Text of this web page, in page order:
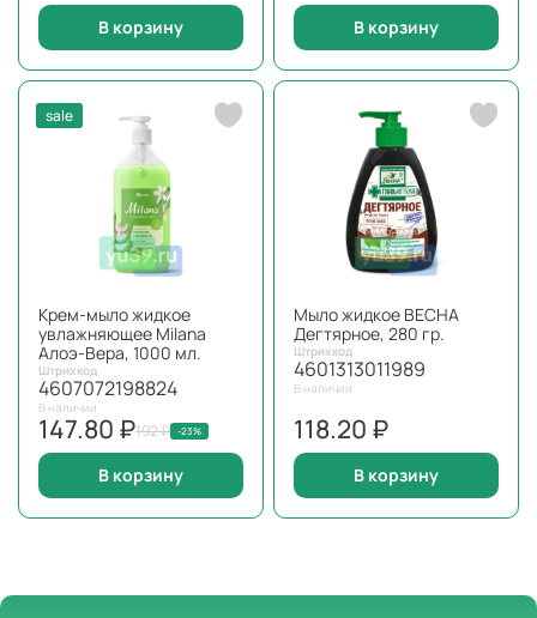
В корзину В корзину
sale
Крем-мыло жидкое
увлажняющее Milana
Алоэ-Вера, 1000 мл.
Штрихкод
4607072198824
В наличии
147.80 ₽192 ₽ -23%
В корзину
Мыло жидкое ВЕСНА
Дегтярное, 280 гр.
Штрихкод
4601313011989
В наличии
118.20 ₽
В корзину